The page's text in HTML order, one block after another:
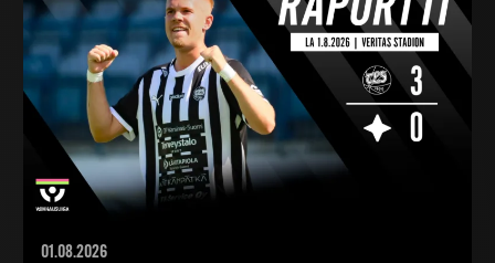
01.08.2026